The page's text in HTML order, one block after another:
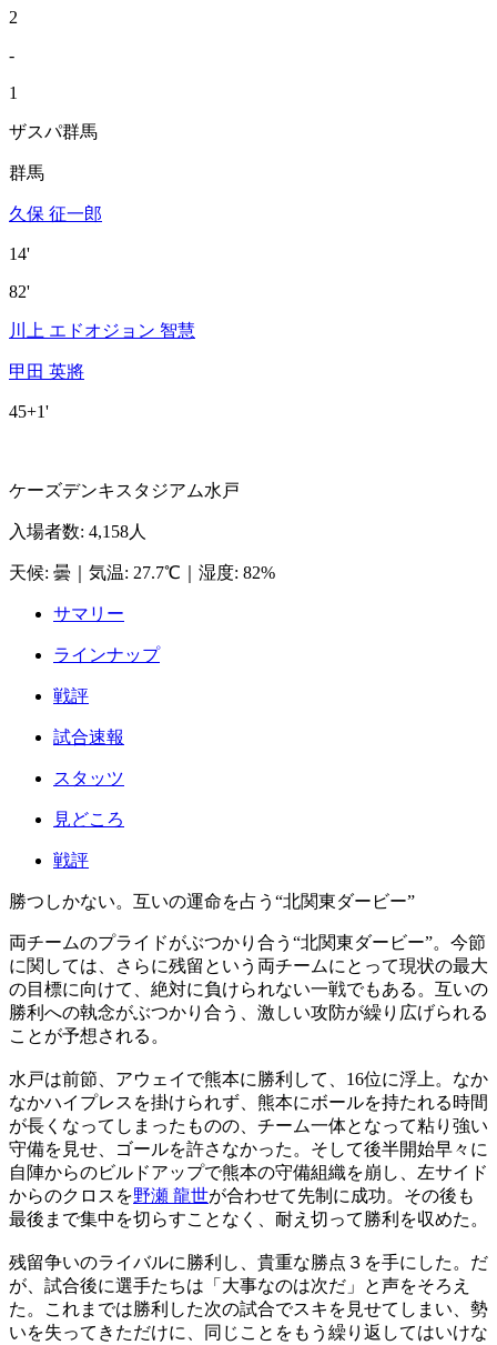
2
-
1
ザスパ群馬
群馬
久保 征一郎
14'
82'
川上 エドオジョン 智慧
甲田 英將
45+1'
ケーズデンキスタジアム水戸
入場者数: 4,158人
天候: 曇 気温: 27.7℃ 湿度: 82%
サマリー
ラインナップ
戦評
試合速報
スタッツ
見どころ
戦評
勝つしかない。互いの運命を占う“北関東ダービー”
両チームのプライドがぶつかり合う“北関東ダービー”。今節
に関しては、さらに残留という両チームにとって現状の最大
の目標に向けて、絶対に負けられない一戦でもある。互いの
勝利への執念がぶつかり合う、激しい攻防が繰り広げられる
ことが予想される。
水戸は前節、アウェイで熊本に勝利して、16位に浮上。なか
なかハイプレスを掛けられず、熊本にボールを持たれる時間
が長くなってしまったものの、チーム一体となって粘り強い
守備を見せ、ゴールを許さなかった。そして後半開始早々に
自陣からのビルドアップで熊本の守備組織を崩し、左サイド
からのクロスを野瀬 龍世が合わせて先制に成功。その後も
最後まで集中を切らすことなく、耐え切って勝利を収めた。
残留争いのライバルに勝利し、貴重な勝点３を手にした。だ
が、試合後に選手たちは「大事なのは次だ」と声をそろえ
た。これまでは勝利した次の試合でスキを見せてしまい、勢
いを失ってきただけに、同じことをもう繰り返してはいけな